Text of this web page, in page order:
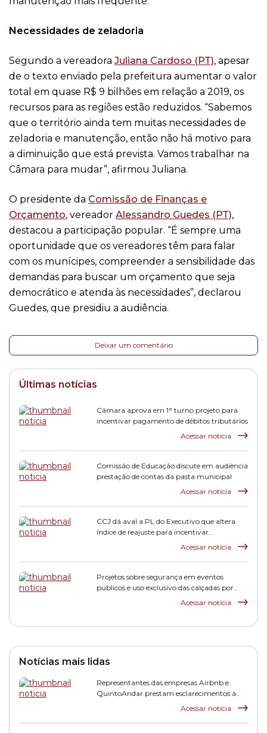
Necessidades de zeladoria
Segundo a vereadora Juliana Cardoso (PT), apesar
de o texto enviado pela prefeitura aumentar o valor
total em quase R$ 9 bilhões em relação a 2019, os
recursos para as regiões estão reduzidos. “Sabemos
que o território ainda tem muitas necessidades de
zeladoria e manutenção, então não há motivo para
a diminuição que está prevista. Vamos trabalhar na
Câmara para mudar”, afirmou Juliana.
O presidente da Comissão de Finanças e
Orçamento, vereador Alessandro Guedes (PT),
destacou a participação popular. “É sempre uma
oportunidade que os vereadores têm para falar
com os munícipes, compreender a sensibilidade das
demandas para buscar um orçamento que seja
democrático e atenda às necessidades”, declarou
Guedes, que presidiu a audiência.
Deixar um comentário
Últimas notícias
Câmara aprova em 1° turno projeto para
incentivar pagamento de débitos tributários
Acessar notícia
Comissão de Educação discute em audiência
prestação de contas da pasta municipal
Acessar notícia
CCJ dá aval a PL do Executivo que altera
índice de reajuste para incentivar
pagamento de dívidas tributáriasAcessar notícia
Projetos sobre segurança em eventos
públicos e uso exclusivo das calçadas por
pedestres avançam na Comissão de
Acessar notícia
Notícias mais lidas
Representantes das empresas Airbnb e
QuintoAndar prestam esclarecimentos à
Acessar notícia